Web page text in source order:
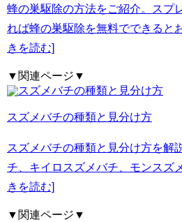
蜂の巣駆除の方法をご紹介。スプ
れば蜂の巣駆除を無料でできると
きを読む]
▼関連ページ▼
スズメバチの種類と見分け方
スズメバチの種類と見分け方を解
チ、キイロスズメバチ、モンスズ
きを読む]
▼関連ページ▼